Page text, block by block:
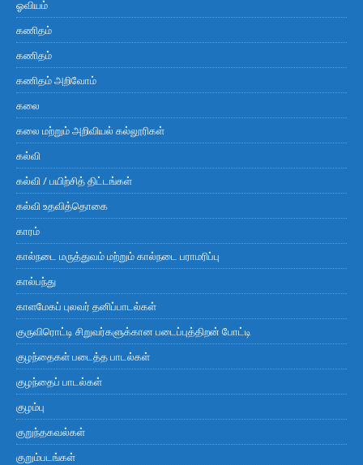
ஓவியம்
கணிதம்
கணிதம்
கணிதம் அறிவோம்
கலை
கலை மற்றும் அறிவியல் கல்லூரிகள்
கல்வி
கல்வி / பயிற்சித் திட்டங்கள்
கல்வி உதவித்தொகை
காரம்
கால்நடை மருத்துவம் மற்றும் கால்நடை பராமரிப்பு
கால்பந்து
காளமேகப் புலவர் தனிப்பாடல்கள்
குருவிரொட்டி சிறுவர்களுக்கான படைப்புத்திறன் போட்டி
குழந்தைகள் படைத்த பாடல்கள்
குழந்தைப் பாடல்கள்
குழம்பு
குறுந்தகவல்கள்
குறும்படங்கள்